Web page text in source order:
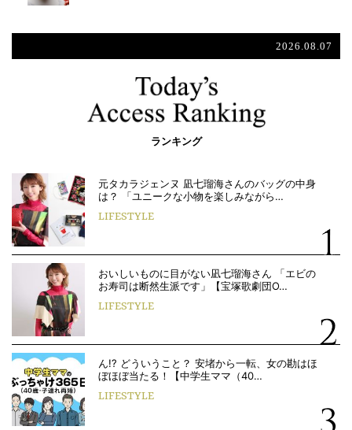
2026.08.07
ランキング
元タカラジェンヌ 凪七瑠海さんのバッグの中身
は？ 「ユニークな小物を楽しみながら…
LIFESTYLE
おいしいものに目がない凪七瑠海さん 「エビの
お寿司は断然生派です」【宝塚歌劇団O…
LIFESTYLE
ん!? どういうこと？ 安堵から一転、女の勘はほ
ぼほぼ当たる！【中学生ママ（40…
LIFESTYLE